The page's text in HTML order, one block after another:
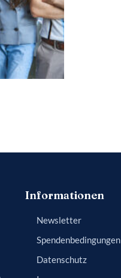
Informationen
Newsletter
Spendenbedingungen
Datenschutz